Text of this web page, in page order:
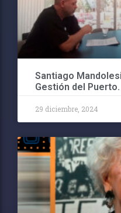
Santiago
Gestión del Puerto.
29 diciembre, 2024